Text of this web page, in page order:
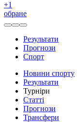
+1
обране
Результати
Прогнози
Спорт
Новини спорту
Результати
Турніри
Статті
Прогнози
Трансфери